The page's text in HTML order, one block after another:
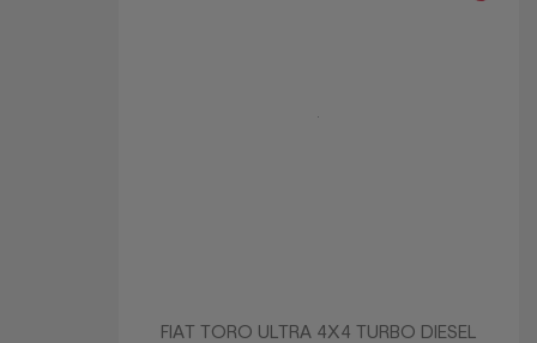
FIAT TORO ULTRA 4X4 TURBO DIESEL